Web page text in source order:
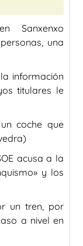
Sanxenxo
una
información
titulares le
coche que
acusa a la
y los
un tren, por
a nivel en